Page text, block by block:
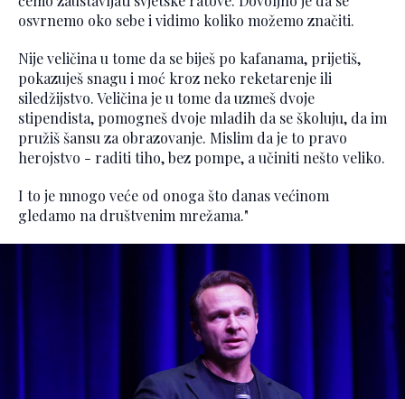
osvrnemo oko sebe i vidimo koliko možemo značiti.
Nije veličina u tome da se biješ po kafanama, prijetiš,
pokazuješ snagu i moć kroz neko reketarenje ili
siledžijstvo. Veličina je u tome da uzmeš dvoje
stipendista, pomogneš dvoje mladih da se školuju, da im
pružiš šansu za obrazovanje. Mislim da je to pravo
herojstvo - raditi tiho, bez pompe, a učiniti nešto veliko.
I to je mnogo veće od onoga što danas većinom
gledamo na društvenim mrežama."